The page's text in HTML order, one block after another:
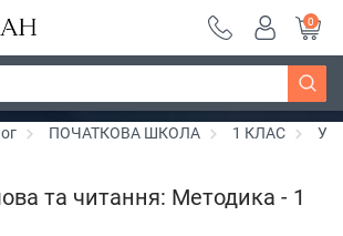
~ знижка 20%
0
ПОЧАТКОВА ШКОЛА 1 КЛАС
та читання: Методика - 1